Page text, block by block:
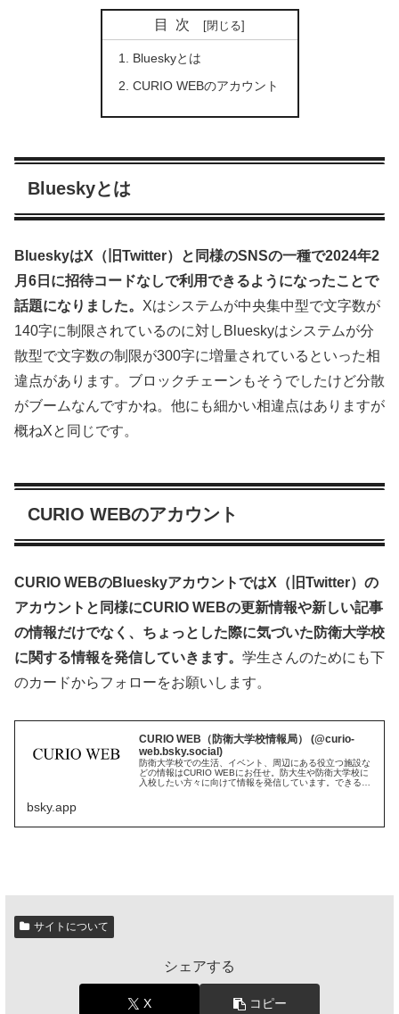
目次
Blueskyとは
CURIO WEBのアカウント
Blueskyとは
BlueskyはX（旧Twitter）と同様のSNSの一種で2024年2
月6日に招待コードなしで利用できるようになったことで
話題になりました。 Xはシステムが中央集中型で文字数が
140字に制限されているのに対しBlueskyはシステムが分
散型で文字数の制限が300字に増量されているといった相
違点があります。ブロックチェーンもそうでしたけど分散
がブームなんですかね。他にも細かい相違点はありますが
概ねXと同じです。
CURIO WEBのアカウント
CURIO WEBのBlueskyアカウントではX（旧Twitter）の
アカウントと同様にCURIO WEBの更新情報や新しい記事
の情報だけでなく、ちょっとした際に気づいた防衛大学校
に関する情報を発信していきます。 学生さんのためにも下
のカードからフォローをお願いします。
CURIO WEB（防衛大学校情報局） (@curio-
web.bsky.social)
防衛大学校での生活、イベント、周辺にある役立つ施設な
どの情報はCURIO WEBにお任せ。防大生や防衛大学校に
入校したい方々に向けて情報を発信しています。できるだ
bsky.app
サイトについて
シェアする
X コピー